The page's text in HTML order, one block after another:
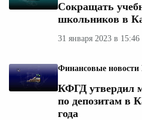
Сокращать
школьников в
31 января 2023 в 15:46
Финансовые новости
КФГД утвердил
по депозитам в
года